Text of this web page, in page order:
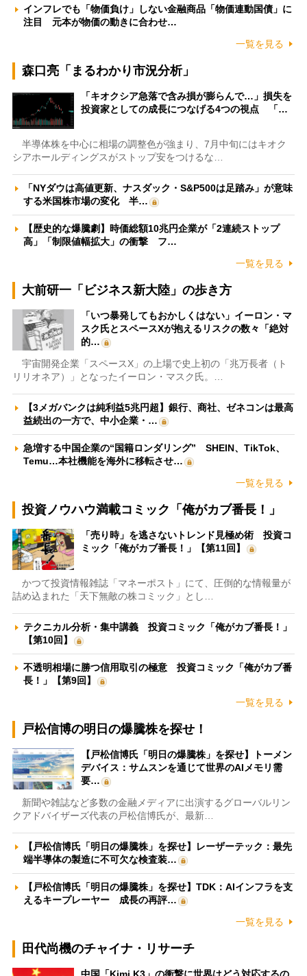
インフレでも「物価負け」しない金融商品「物価連動国債」に
注目 元本が物価の動きに合わせ…
一覧を見る
森口亮「まるわかり市況分析」
「キオクシア急落で含み損が膨らんで…」損失を
投資家としての成長につなげる4つの視点 「…
半導体株を中心に相場の調整色が強まり、7月中旬にはキオク
シアホールディングスがストップ安をつけるな…
「NYダウは高値更新、ナスダック・S&P500は足踏み」が意味
する米国株市場の変化 半…
【歴史的な爆騰劇】時価総額10兆円企業が「2連続ストップ
高」「制限値幅拡大」の衝撃 フ…
一覧を見る
大前研一「ビジネス新大陸」の歩き方
「いつ暴発してもおかしくはない」イーロン・マ
スク氏とスペースXが抱えるリスクの数々「絶対
的…
宇宙開発企業「スペースX」の上場で史上初の「兆万長者（ト
リリオネア）」となったイーロン・マスク氏。…
【3メガバンクは純利益5兆円超】銀行、商社、ゼネコンは最高
益続出の一方で、中小企業・…
急増する中国企業の“国籍ロンダリング” SHEIN、TikTok、
Temu…本社機能を海外に移転させ…
一覧を見る
投資ノウハウ満載コミック「俺がカブ番長！」
「売り時」を逃さないトレンド見極め術 投資コ
ミック「俺がカブ番長！」【第11回】
かつて投資情報雑誌「マネーポスト」にて、圧倒的な情報量が
詰め込まれた「天下無敵の株コミック」とし…
テクニカル分析・集中講義 投資コミック「俺がカブ番長！」
【第10回】
不透明相場に勝つ信用取引の極意 投資コミック「俺がカブ番
長！」【第9回】
一覧を見る
戸松信博の明日の爆騰株を探せ！
【戸松信博氏「明日の爆騰株」を探せ】トーメン
デバイス：サムスンを通じて世界のAIメモリ需
要…
新聞や雑誌など多数の金融メディアに出演するグローバルリン
クアドバイザーズ代表の戸松信博氏が、最新…
【戸松信博氏「明日の爆騰株」を探せ】レーザーテック：最先
端半導体の製造に不可欠な検査装…
【戸松信博氏「明日の爆騰株」を探せ】TDK：AIインフラを支
えるキープレーヤー 成長の再評…
一覧を見る
田代尚機のチャイナ・リサーチ